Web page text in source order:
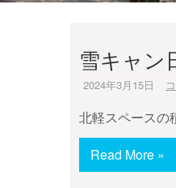
雪キャン
2024年3月15日
北軽スペースの
Read More »